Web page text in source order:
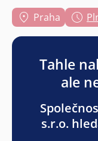
Praha
Tahle
ale
s.r.o.